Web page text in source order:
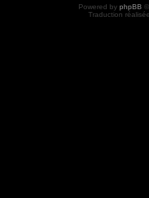
Powered by phpBB
Traduction